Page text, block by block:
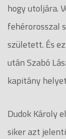
hogy utoljára.
fehérorosszal
született. És
után Szabó
kapitány
Dudok Károly
siker azt